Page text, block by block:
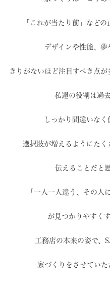
「これが当たり前」などの
デザインや性能、夢
きりがないほど注目すべき点が
私達の役割は過
しっかり間違いなく
選択肢が増えるように たく
伝えることだと思
「一人一人違う、その人
が見つかりやすく
工務店の本来の姿で、
家づくりをさせていた